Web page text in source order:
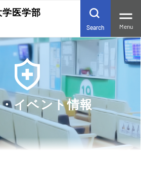
学医学部
Search Menu
イベント情報